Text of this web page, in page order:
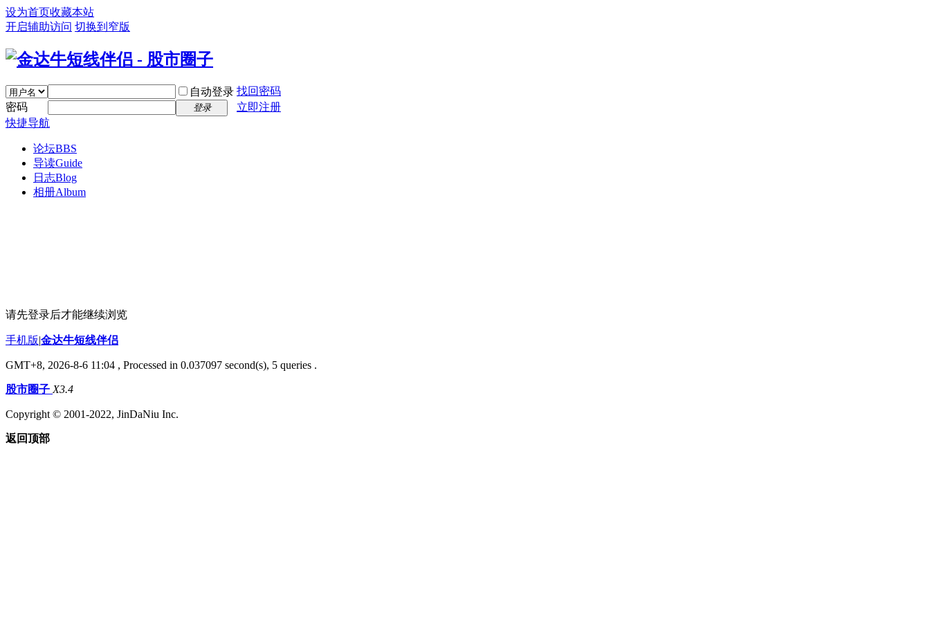
设为首页收藏本站
开启辅助访问 切换到窄版
自动登录 找回密码
密码
登录
立即注册
快捷导航
论坛BBS
导读Guide
日志Blog
相册Album
请先登录后才能继续浏览
手机版|金达牛短线伴侣
GMT+8, 2026-8-6 11:04 , Processed in 0.037097 second(s), 5 queries .
股市圈子 X3.4
Copyright © 2001-2022, JinDaNiu Inc.
返回顶部